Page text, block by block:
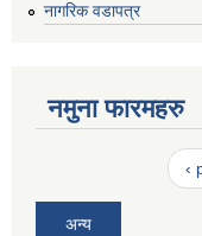
नागरिक वडापत्र
नमुना फारमहरु
‹
अन्य